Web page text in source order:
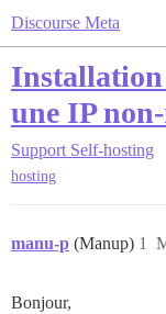
Discourse Meta
Installation
une IP
Support Self-hosting
hosting
manu-p (Manup) 1
Bonjour,